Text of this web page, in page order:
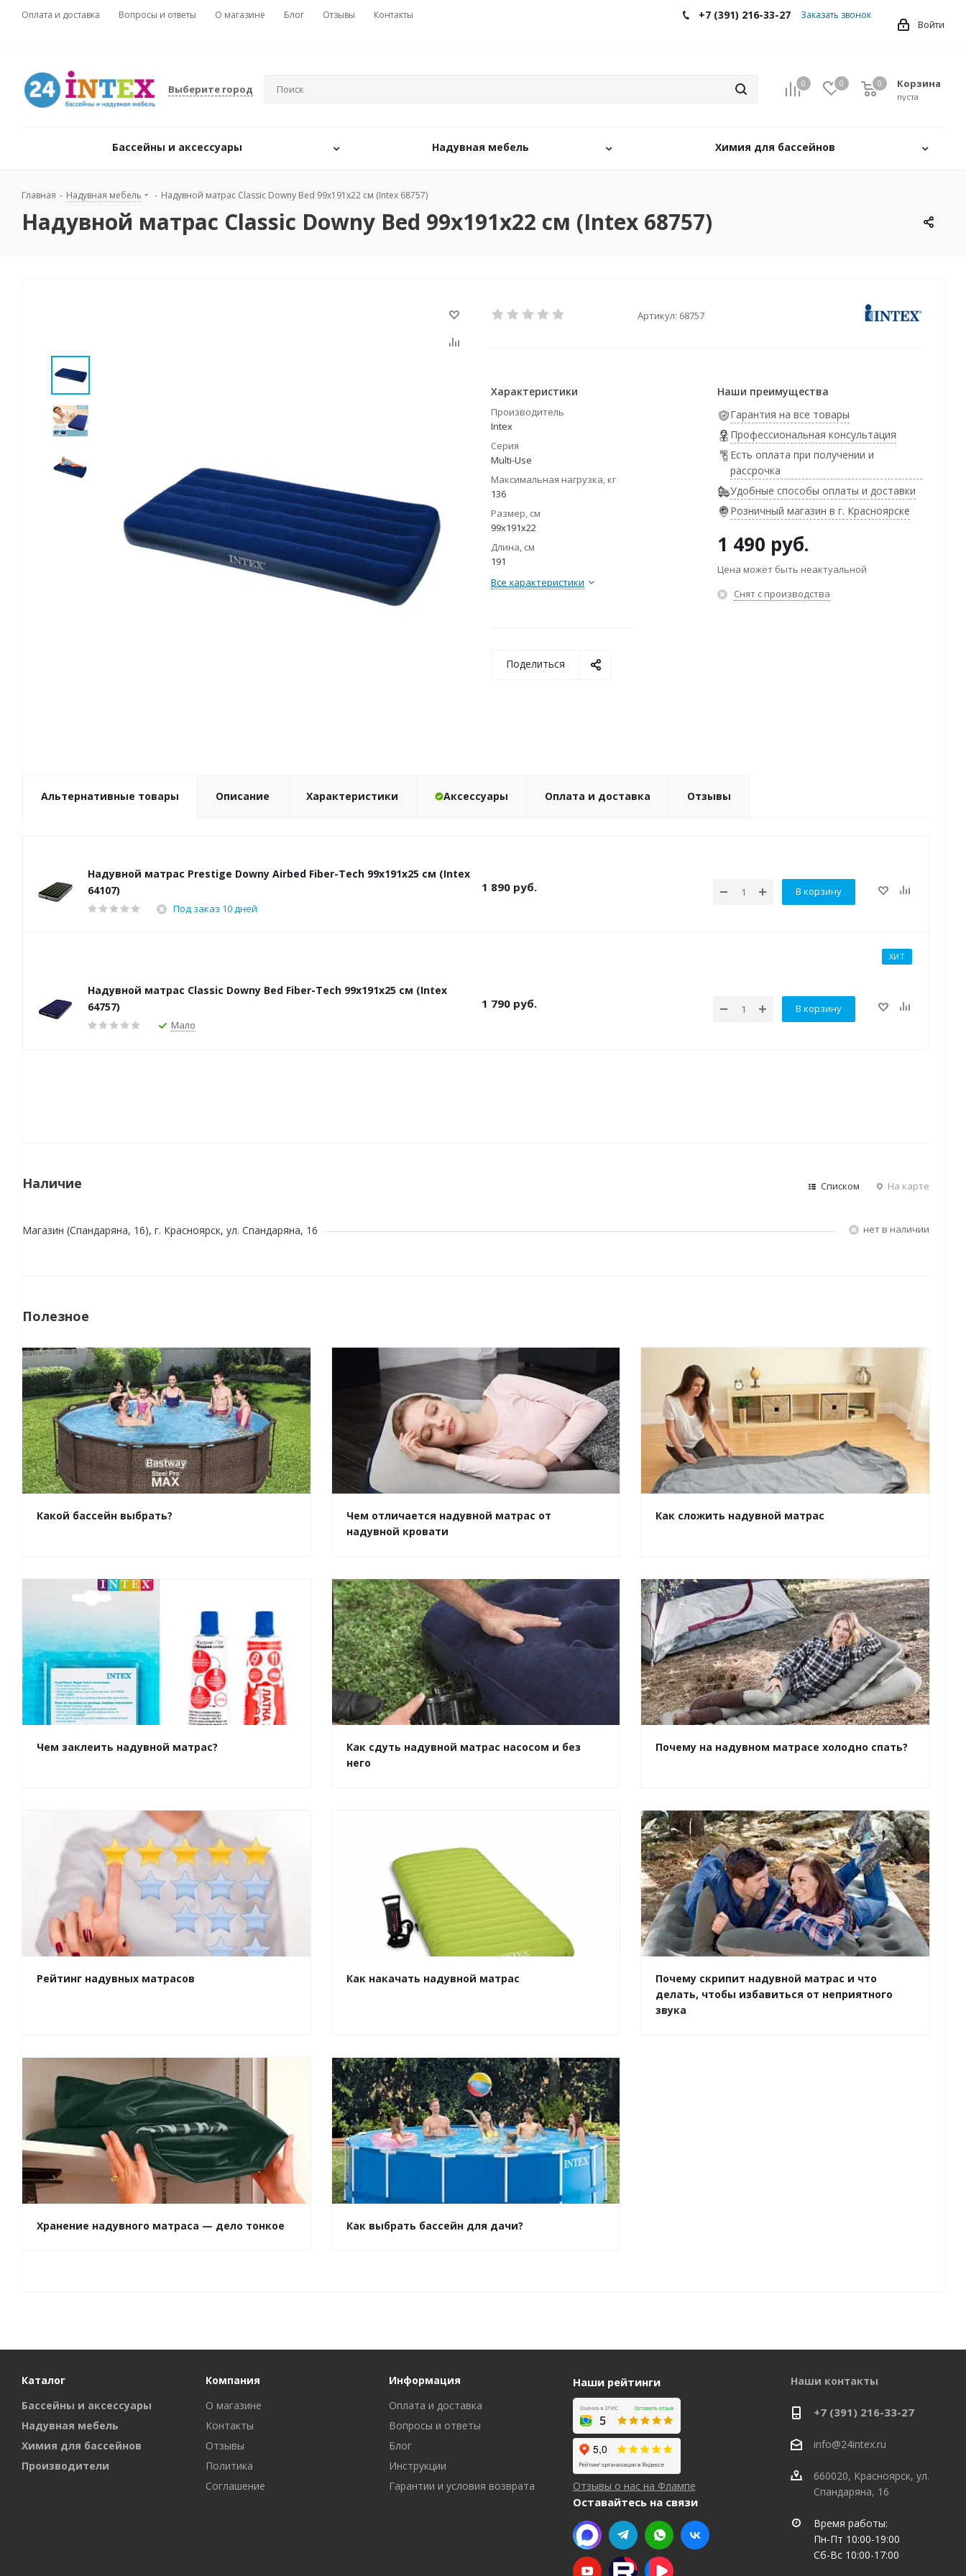
Оплата и доставка Вопросы и ответы О магазине Блог Отзывы
Контакты
Войти
+7 (391) 216-33-27 Заказать звонок
Выберите город 0 0 Корзина
0
пуста
0
Бассейны и аксессуары Надувная мебель Химия для бассейнов
Главная - Надувная мебель - Надувной матрас Classic Downy Bed 99х191х22 см (Intex 68757)
Надувной матрас Classic Downy Bed 99х191х22 см (Intex 68757)
Артикул: 68757
Характеристики
Производитель
Intex
Серия
Multi-Use
Максимальная нагрузка, кг
136
Размер, см
99х191х22
Длина, см
191
Все характеристики
Наши преимущества
Гарантия на все товары
Профессиональная консультация
Есть оплата при получении и
рассрочка
Удобные способы оплаты и доставки
Розничный магазин в г. Красноярске
1 490 руб.
Цена может быть неактуальной
Снят с производства
Поделиться
Альтернативные товары Описание Характеристики Аксессуары Оплата и доставка Отзывы
Надувной матрас Prestige Downy Airbed Fiber-Tech 99х191х25 см (Intex
64107)
Под заказ 10 дней
1 890 руб. В корзину
ХИТ
Надувной матрас Classic Downy Bed Fiber-Tech 99х191х25 см (Intex
64757)
Мало
1 790 руб. В корзину
Наличие Списком На карте
Магазин (Спандаряна, 16), г. Красноярск, ул. Спандаряна, 16 Нет в наличии
Полезное
Какой бассейн выбрать?
Чем отличается надувной матрас от
надувной кровати
Как сложить надувной матрас
Чем заклеить надувной матрас?
Как сдуть надувной матрас насосом и без
него
Почему на надувном матрасе холодно спать?
Рейтинг надувных матрасов Как накачать надувной матрас
Почему скрипит надувной матрас и что
делать, чтобы избавиться от неприятного
звука
Хранение надувного матраса — дело тонкое Как выбрать бассейн для дачи?
Каталог
Бассейны и аксессуары
Надувная мебель
Химия для бассейнов
Производители
Компания
О магазине
Контакты
Отзывы
Политика
Соглашение
Информация
Оплата и доставка
Вопросы и ответы
Блог
Инструкции
Гарантии и условия возврата
Наши рейтинги
Отзывы о нас на Флампе
Оставайтесь на связи
Наши контакты
+7 (391) 216-33-27
info@24intex.ru
660020, Красноярск, ул.
Спандаряна, 16
Время работы:
Пн-Пт 10:00-19:00
Сб-Вс 10:00-17:00